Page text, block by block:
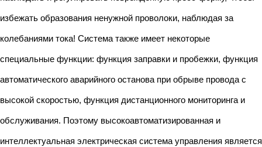
избежать образования ненужной проволоки, наблюдая за
колебаниями тока! Система также имеет некоторые
специальные функции: функция заправки и пробежки, функция
автоматического аварийного останова при обрыве провода с
высокой скоростью, функция дистанционного мониторинга и
обслуживания. Поэтому высокоавтоматизированная и
интеллектуальная электрическая система управления является